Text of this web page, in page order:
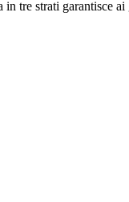
tre strati garantisce